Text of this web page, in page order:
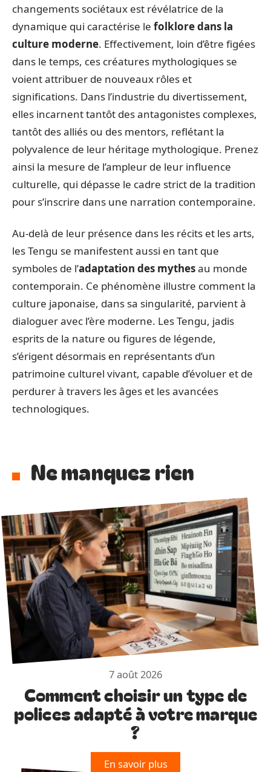
changements sociétaux est révélatrice de la
dynamique qui caractérise le folklore dans la
culture moderne. Effectivement, loin d’être figées
dans le temps, ces créatures mythologiques se
voient attribuer de nouveaux rôles et
significations. Dans l’industrie du divertissement,
elles incarnent tantôt des antagonistes complexes,
tantôt des alliés ou des mentors, reflétant la
polyvalence de leur héritage mythologique. Prenez
ainsi la mesure de l’ampleur de leur influence
culturelle, qui dépasse le cadre strict de la tradition
pour s’inscrire dans une narration contemporaine.
Au-delà de leur présence dans les récits et les arts,
les Tengu se manifestent aussi en tant que
symboles de l’adaptation des mythesau monde
contemporain. Ce phénomène illustre comment la
culture japonaise, dans sa singularité, parvient à
dialoguer avec l’ère moderne. Les Tengu, jadis
esprits de la nature ou figures de légende,
s’érigent désormais en représentants d’un
patrimoine culturel vivant, capable d’évoluer et de
perdurer à travers les âges et les avancées
technologiques.
Ne manquez rien
7 août 2026
Comment choisir un type de
polices adapté à votre marque
?
En savoir plus